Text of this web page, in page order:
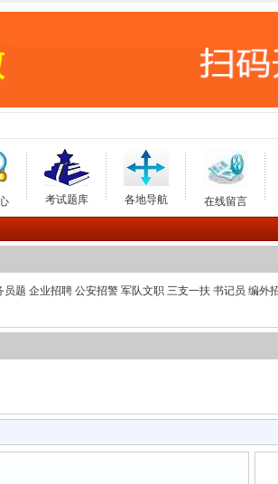
考试题库 各地导航 在线留言
员题 企业招聘 公安招警 军队文职 三支一扶 书记员 编外